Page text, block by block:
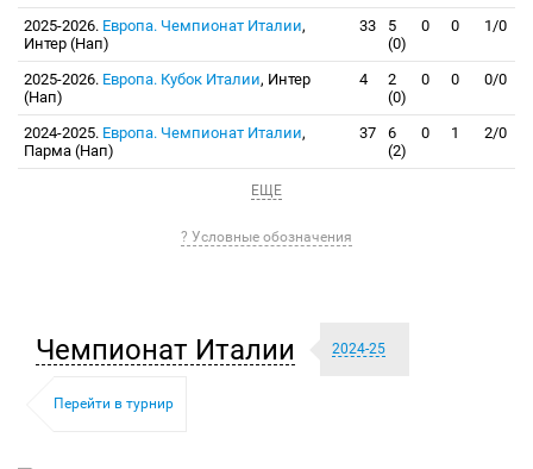
2025-2026. Европа. Чемпионат Италии,
Интер (Нап)
33
5
(0)
0 0 1/0
2025-2026. Европа. Кубок Италии, Интер
(Нап)
4
2
(0)
0 0 0/0
2024-2025. Европа. Чемпионат Италии,
Парма (Нап)
37
6
(2)
0 1 2/0
ЕЩЕ
? Условные обозначения
Чемпионат Италии 2024-25
Перейти в турнир